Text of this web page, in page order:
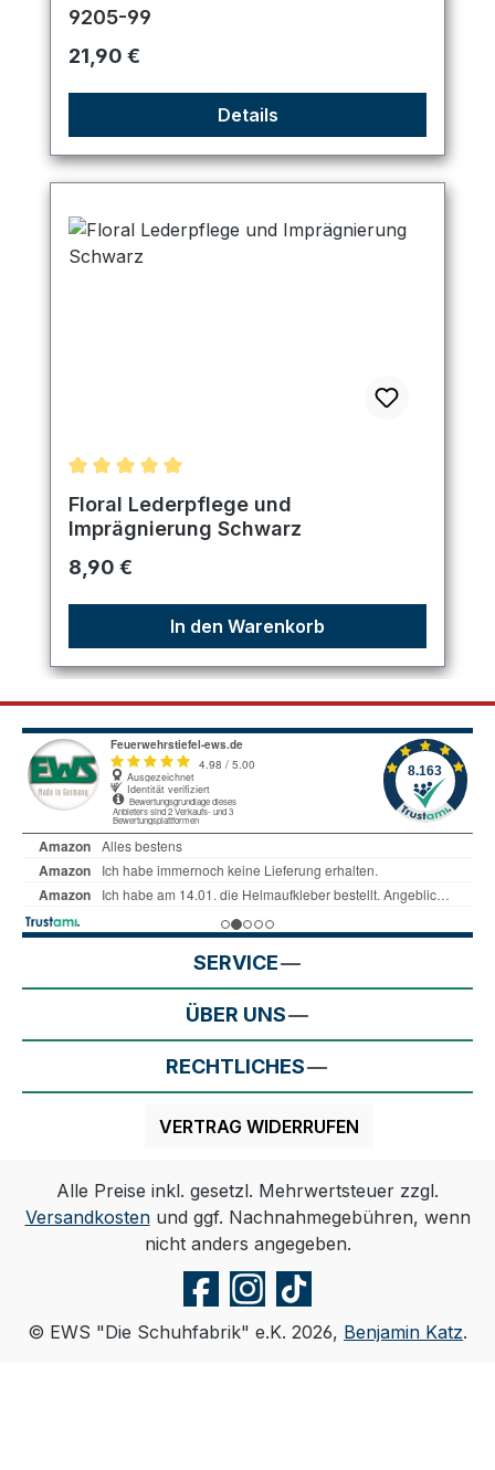
9205-99
Regulärer Preis:
21,90 €
Details
Durchschnittliche Bewertung von 5 von 5 Sternen
Floral Lederpflege und
Imprägnierung Schwarz
Regulärer Preis:
8,90 €
In den Warenkorb
SERVICE
ÜBER UNS
RECHTLICHES
VERTRAG WIDERRUFEN
Alle Preise inkl. gesetzl. Mehrwertsteuer zzgl.
Versandkostenund ggf. Nachnahmegebühren, wenn
nicht anders angegeben.
© EWS "Die Schuhfabrik" e.K. 2026, Benjamin Katz.